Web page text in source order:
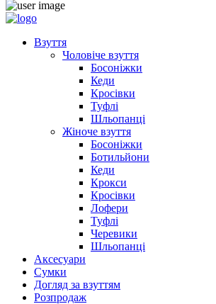
Взуття
Чоловіче взуття
Босоніжки
Кеди
Кросівки
Туфлі
Шльопанці
Жіноче взуття
Босоніжки
Ботильйони
Кеди
Крокси
Кросівки
Лофери
Туфлі
Черевики
Шльопанці
Аксесуари
Сумки
Догляд за взуттям
Розпродаж